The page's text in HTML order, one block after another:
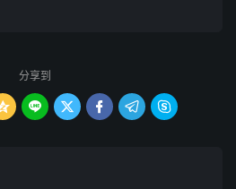
分享到
    